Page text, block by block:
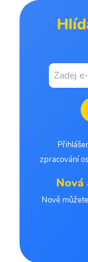
zpracování
Nová
Nově